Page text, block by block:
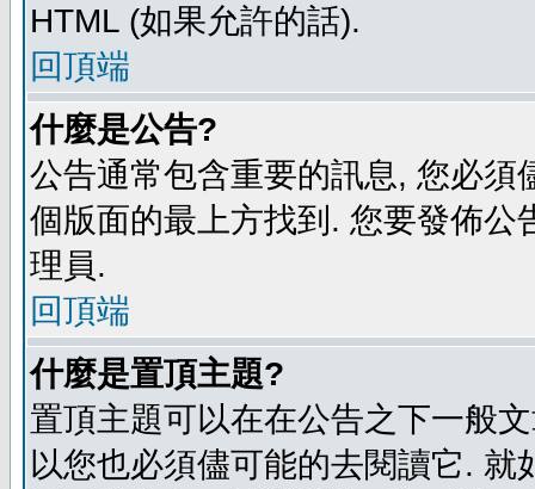
HTML (如果允許的話).
回頂端
什麼是公告?
公告通常包含重要的訊息, 您必
個版面的最上方找到. 您要發佈
理員.
回頂端
什麼是置頂主題?
置頂主題可以在在公告之下一般
以您也必須儘可能的去閱讀它.